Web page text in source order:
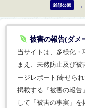
雑談公園
被害の報告(ダメ
当サイトは、多様化
まえ、未然防止及び
ージレポート)寄せら
掲載する『被害の報告
して「被害の事実」を